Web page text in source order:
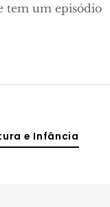
tem um episódio
e Infância